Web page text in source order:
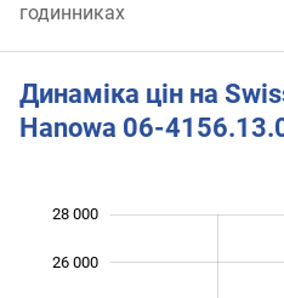
годинниках
Динаміка цін на
Hanowa 06-
26 000
28 000